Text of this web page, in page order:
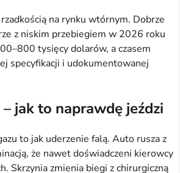
na rynku wtórnym. Dobrze
z niskim przebiegiem w 2026 roku
tysięcy dolarów, a czasem
specyfikacji i udokumentowanej
jak to naprawdę jeździ
to jak uderzenie falą. Auto rusza z
że nawet doświadczeni kierowcy
Skrzynia zmienia biegi z chirurgiczną